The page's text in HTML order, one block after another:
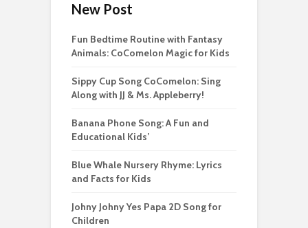
New Post
Fun Bedtime Routine with Fantasy
Animals: CoComelon Magic for Kids
Sippy Cup Song CoComelon: Sing
Along with JJ & Ms. Appleberry!
Banana Phone Song: A Fun and
Educational Kids’
Blue Whale Nursery Rhyme: Lyrics
and Facts for Kids
Johny Johny Yes Papa 2D Song for
Children